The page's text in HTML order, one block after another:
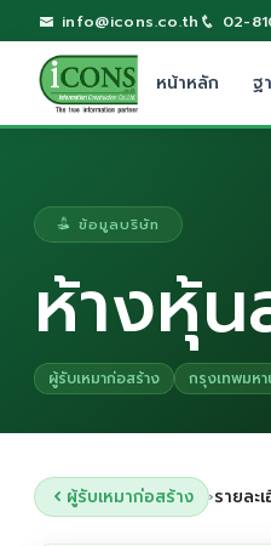
info@icons.co.th 02-
หน้าหลัก ฐ
ข้อมูลบริษัท
ห้างหุ้
ผู้รับเหมาก่อสร้าง กรุงเทพมห
ผู้รับเหมาก่อสร้าง ›รายละ